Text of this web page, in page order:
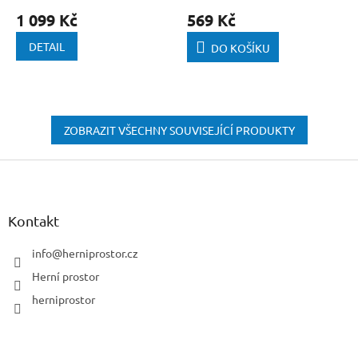
1 099 Kč
DETAIL
569 Kč
DO KOŠÍKU
ZOBRAZIT VŠECHNY SOUVISEJÍCÍ PRODUKTY
Z
Kontakt
info@herniprostor.cz
Herní prostor
herniprostor